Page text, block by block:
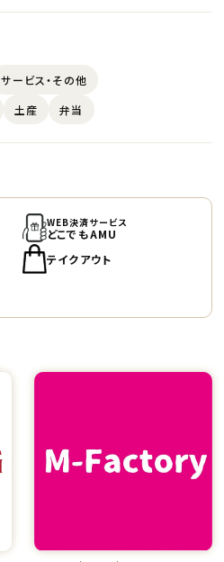
サービス・その他
土産 弁当
WEB決済サービス
どこでもAMU
テイクアウト